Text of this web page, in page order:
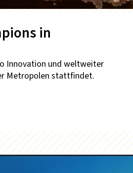
in
Innovation und weltweiter
Metropolen stattfindet.